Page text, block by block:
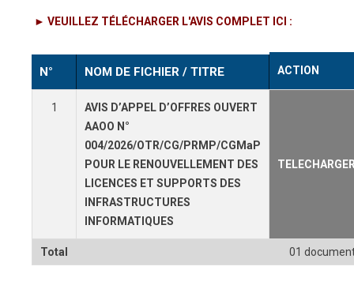
► VEUILLEZ TÉLÉCHARGER L'AVIS COMPLET ICI :
N° NOM DE FICHIER / TITRE ACTION
Total 01
1
AVIS D’APPEL D’OFFRES OUVERT
AAOO N°
004/2026/OTR/CG/PRMP/CGMaP
POUR LE RENOUVELLEMENT DES
LICENCES ET SUPPORTS DES
INFRASTRUCTURES
INFORMATIQUES